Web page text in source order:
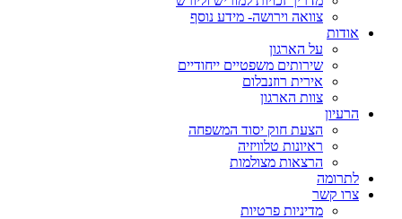
צוואה וירושה- מידע נוסף
אודות
על הארגון
שירותים משפטיים ייחודיים
אירית רוזנבלום
צוות הארגון
הרעיון
הצעת חוק יסוד המשפחה
ראיונות טלוויזיה
הרצאות מצולמות
לתרומה
צרו קשר
מדיניות פרטיות